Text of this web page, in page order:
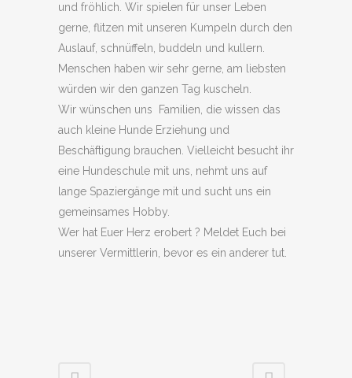
und fröhlich. Wir spielen für unser Leben
gerne, flitzen mit unseren Kumpeln durch den
Auslauf, schnüffeln, buddeln und kullern.
Menschen haben wir sehr gerne, am liebsten
würden wir den ganzen Tag kuscheln.
Wir wünschen uns Familien, die wissen das
auch kleine Hunde Erziehung und
Beschäftigung brauchen. Vielleicht besucht ihr
eine Hundeschule mit uns, nehmt uns auf
lange Spaziergänge mit und sucht uns ein
gemeinsames Hobby.
Wer hat Euer Herz erobert ? Meldet Euch bei
unserer Vermittlerin, bevor es ein anderer tut.